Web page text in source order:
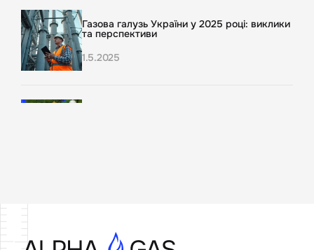
Газова галузь України у 2025 році: виклики
та перспективи
1.5.2025
11.8.2023